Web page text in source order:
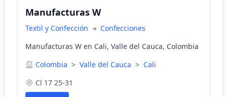
Manufacturas W
Textil y Confección
Confecciones
Manufacturas W en Cali, Valle del Cauca, Colombia
Colombia > Valle del Cauca > Cali
Cl 17 25-31